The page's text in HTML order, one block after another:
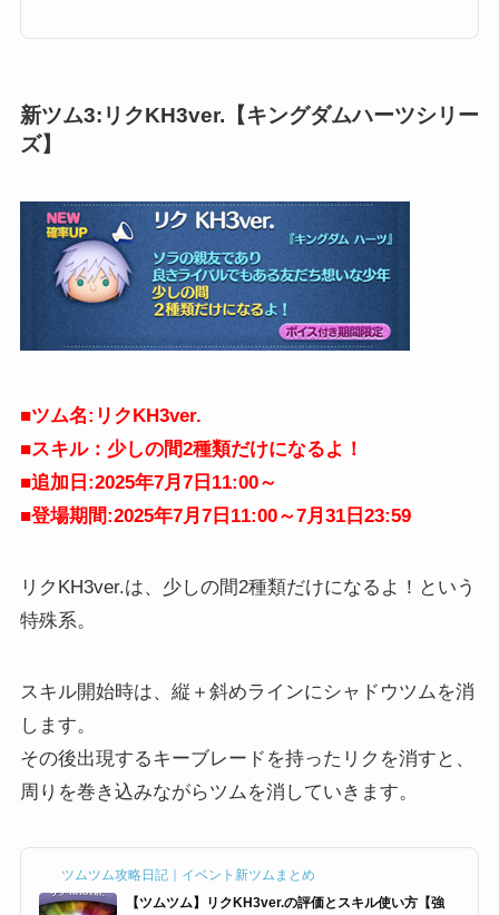
新ツム3:リクKH3ver.【キングダムハーツシリー
ズ】
■ツム名:リクKH3ver.
■スキル：少しの間2種類だけになるよ！
■追加日:2025年7月7日11:00～
■登場期間:2025年7月7日11:00～7月31日23:59
リクKH3ver.は、少しの間2種類だけになるよ！という
特殊系。
スキル開始時は、縦＋斜めラインにシャドウツムを消
します。
その後出現するキーブレードを持ったリクを消すと、
周りを巻き込みながらツムを消していきます。
ツムツム攻略日記｜イベント新ツムまとめ
【ツムツム】リクKH3ver.の評価とスキル使い方【強